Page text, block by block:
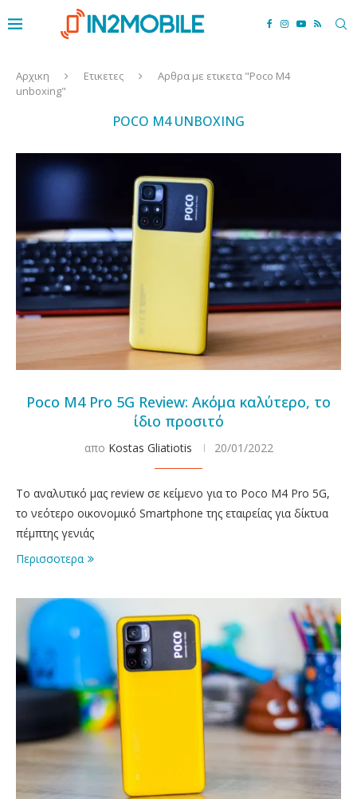
Αρχικη Ετικετες
Αρθρα με ετικετα "Poco M4
unboxing"
POCO M4 UNBOXING
Poco M4 Pro 5G Review: Ακόμα καλύτερο, το
ίδιο προσιτό
απο Kostas Gliatiotis 20/01/2022
Το αναλυτικό μας review σε κείμενο για το Poco M4 Pro 5G,
το νεότερο οικονομικό Smartphone της εταιρείας για δίκτυα
πέμπτης γενιάς
Περισσοτερα